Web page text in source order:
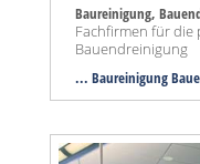
Baureinigung,
Fachfirmen für
Bauendreinigung
... Baureinigung